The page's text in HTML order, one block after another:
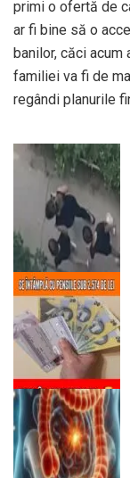
primi o ofertă de
ar fi bine să o
banilor, căci
familiei va fi de
regândi planurile